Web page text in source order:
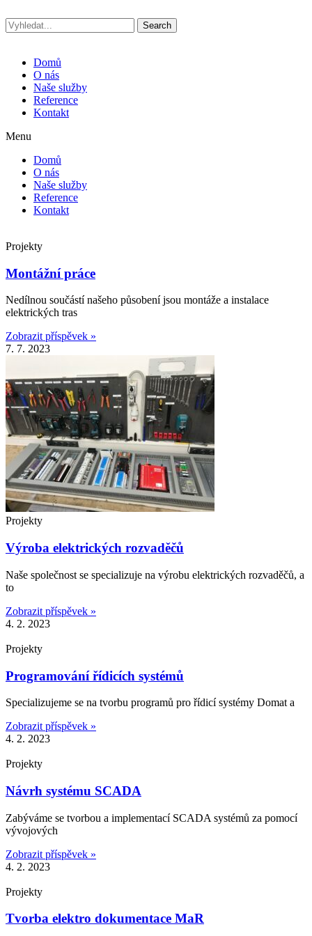
to
content
Search
Domů
O nás
Naše služby
Reference
Kontakt
Menu
Domů
O nás
Naše služby
Reference
Kontakt
Projekty
Montážní práce
Nedílnou součástí našeho působení jsou montáže a instalace
elektrických tras
Zobrazit příspěvek »
7. 7. 2023
Projekty
Výroba elektrických rozvaděčů
Naše společnost se specializuje na výrobu elektrických rozvaděčů, a
to
Zobrazit příspěvek »
4. 2. 2023
Projekty
Programování řídicích systémů
Specializujeme se na tvorbu programů pro řídicí systémy Domat a
Zobrazit příspěvek »
4. 2. 2023
Projekty
Návrh systému SCADA
Zabýváme se tvorbou a implementací SCADA systémů za pomocí
vývojových
Zobrazit příspěvek »
4. 2. 2023
Projekty
Tvorba elektro dokumentace MaR